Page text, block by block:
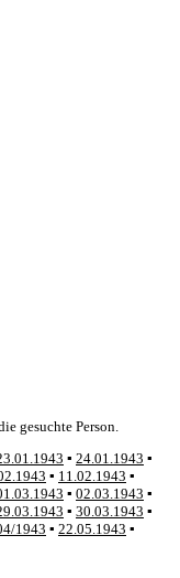
gesuchte Person.
▪ 24.01.1943 ▪
▪ 11.02.1943 ▪
▪ 02.03.1943 ▪
▪ 30.03.1943 ▪
1943 ▪ 22.05.1943 ▪